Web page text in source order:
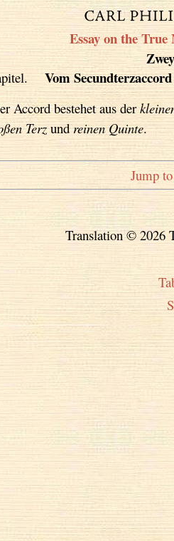
Essay on the
Vom Secundterzaccord
bestehet aus der
Terzundreinen Quinte.
Jump
Translation © 2026